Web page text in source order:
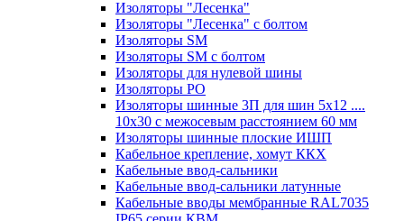
Изоляторы "Лесенка"
Изоляторы "Лесенка" с болтом
Изоляторы SM
Изоляторы SM c болтом
Изоляторы для нулевой шины
Изоляторы РО
Изоляторы шинные 3П для шин 5х12 ....
10х30 с межосевым расстоянием 60 мм
Изоляторы шинные плоские ИШП
Кабельное крепление, хомут ККХ
Кабельные ввод-сальники
Кабельные ввод-сальники латунные
Кабельные вводы мембранные RAL7035